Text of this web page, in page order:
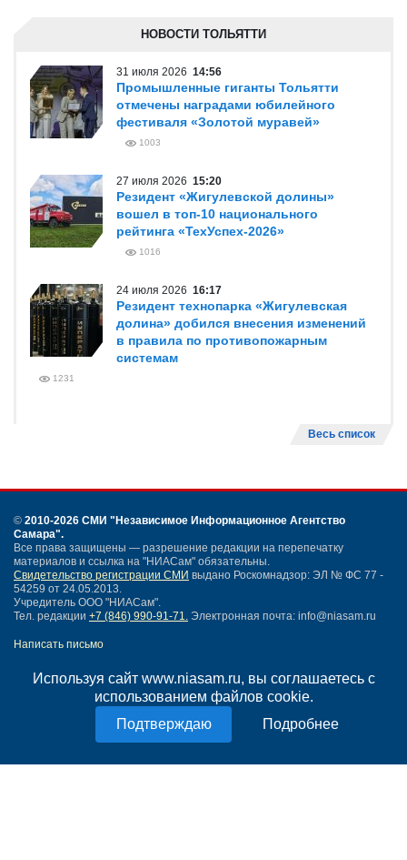
Используя сайт www.niasam.ru, вы соглашаетесь с
использованием файлов cookie.
Подробнее
НОВОСТИ ТОЛЬЯТТИ
31 июля 2026 14:56
Промышленные гиганты Тольятти
отмечены наградами юбилейного
фестиваля «Золотой муравей»
1003
27 июля 2026 15:20
Резидент «Жигулевской долины»
вошел в топ-10 национального
рейтинга «ТехУспех-2026»
1016
24 июля 2026 16:17
Резидент технопарка «Жигулевская
долина» добился внесения изменений
в правила по противопожарным
системам
1231
Весь список
© 2010-2026 СМИ "Независимое Информационное Агентство
Самара".
Все права защищены — разрешение редакции на перепечатку
материалов и ссылка на "НИАСам" обязательны.
Свидетельство регистрации СМИ выдано Роскомнадзор: ЭЛ № ФС 77 -
54259 от 24.05.2013.
Учредитель ООО "НИАСам".
Тел. редакции +7 (846) 990-91-71. Электронная почта: info@niasam.ru
Написать письмо
Нашли ошибку?
Политика конфиденциальности
Согласие на обработку персональных данных